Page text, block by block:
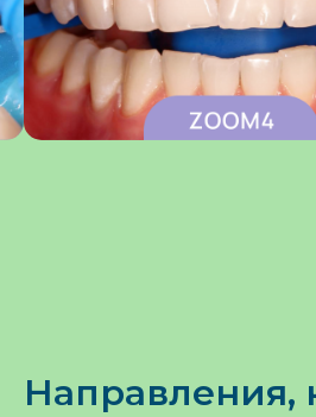
Направления,